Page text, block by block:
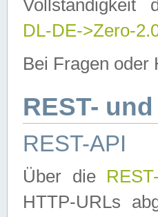
DL-DE->Zero-
Bei Fragen oder
REST-
REST-API
Über die
HTTP-URLs